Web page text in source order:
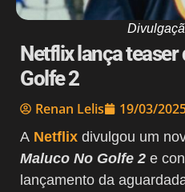
Netflix lança teaser
Golfe 2
Renan Lelis 19/03/
A Netflix divulgou um
Maluco No Golfe 2 e
lançamento da